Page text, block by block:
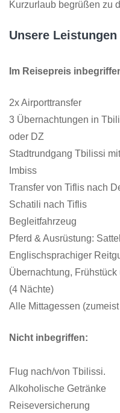
Kurzurlaub begrüßen zu
Unsere Leistungen
Im Reisepreis
2x Airporttransfer
3 Übernachtungen in
oder DZ
Stadtrundgang Tbilissi
Imbiss
Transfer von Tiflis nach
Schatili nach Tiflis
Begleitfahrzeug
Pferd & Ausrüstung:
Englischsprachiger
Übernachtung,
(4 Nächte)
Alle Mittagessen
Nicht inbegriffen:
Flug nach/von Tbilissi.
Alkoholische Getränke
Reiseversicherung